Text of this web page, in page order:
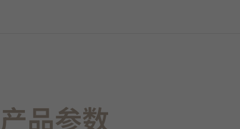
产品参数